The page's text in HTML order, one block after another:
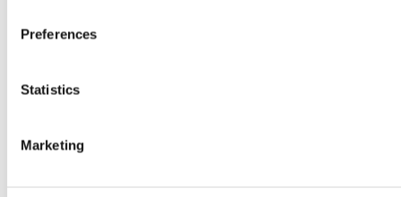
Preferences
Statistics
Marketing